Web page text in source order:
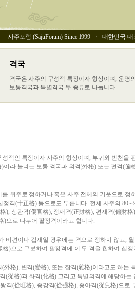
사주포럼 (SajuForum) Since 1999 ㆍ 대한민국
격국
격국은 사주의 구성적 특징이자 형상이며, 운명
보통격국과 특별격국 두 종류로 나눕니다.
성적인 특징이자 사주의 형상이며, 부귀와 빈천을
이라 불리는 보통 격국과 외격(外格) 또는 편격(偏
를 위주로 정하거나 혹은 사주 전체의 기운으로 정
정격(十正格) 등으로도 부릅니다. 전체 사주의
), 상관격(傷官格), 정재격(正財格), 편재격(偏財
)으로 나누어 팔정격이라고 합니다.
비견이나 겁재일 경우에는 격으로 정하지 않고,
格)으로 구분하여 팔정격에 이 두 격을 합하여 십
外格), 변격(變格), 또는 잡격(雜格)이라고도 하는
(從格)과 화격(化格) 그리고 특별외격에 해당하는
격(從旺格), 종강격(從强格), 종아격(從兒格)으로